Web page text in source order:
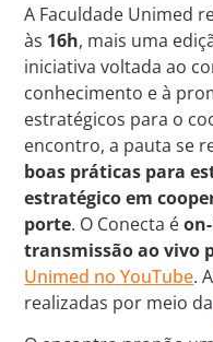
A Faculdade Unimed
às 16h, mais uma
iniciativa voltada ao
conhecimento e à
estratégicos para o
encontro, a pauta se
boas práticas para
estratégico em
porte. O Conecta é
transmissão ao vivo
Unimed no YouTube.
realizadas por meio da